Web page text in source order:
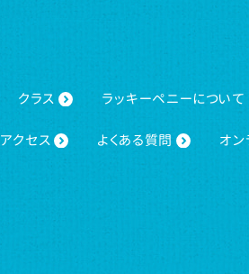
クラス ラッキーペニーについて
アクセス よくある質問 オン